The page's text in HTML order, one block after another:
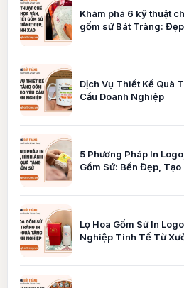
Khám phá 6 kỹ thuật
gốm sứ Bát Tràng:
Dịch Vụ Thiết Kế Quà
Cầu Doanh Nghiệp
5 Phương Pháp In
Gốm Sứ: Bền Đẹp,
Lọ Hoa Gốm Sứ In
Nghiệp Tinh Tế Từ